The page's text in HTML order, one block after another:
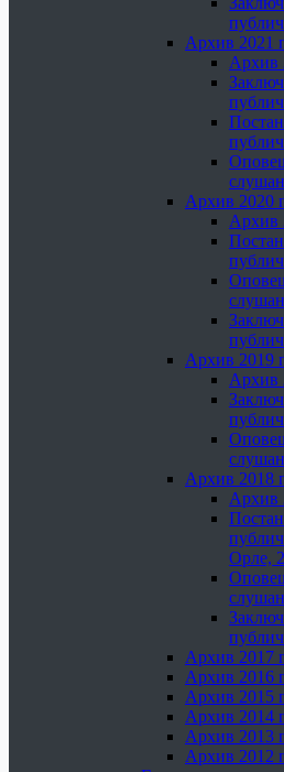
Архив 2021
Архив
Архив 2020
Архив
Архив 2019
Архив
Архив 2018
Архив
Орле,
Архив 2017
Архив 2016
Архив 2015
Архив 2014
Архив 2013
Архив 2012